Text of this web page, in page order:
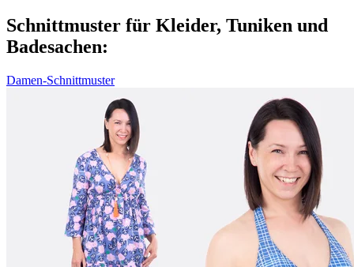
Schnittmuster für Kleider, Tuniken und
Badesachen:
Damen-Schnittmuster